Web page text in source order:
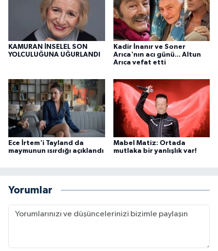
KAMURAN İNSELEL SON
YOLCULUĞUNA UĞURLANDI
Kadir İnanır ve Soner
Arıca'nın acı günü... Altun
Arıca vefat etti
Ece İrtem'i Tayland da
maymunun ısırdığı açıklandı
Mabel Matiz: Ortada
mutlaka bir yanlışlık var!
Yorumlar